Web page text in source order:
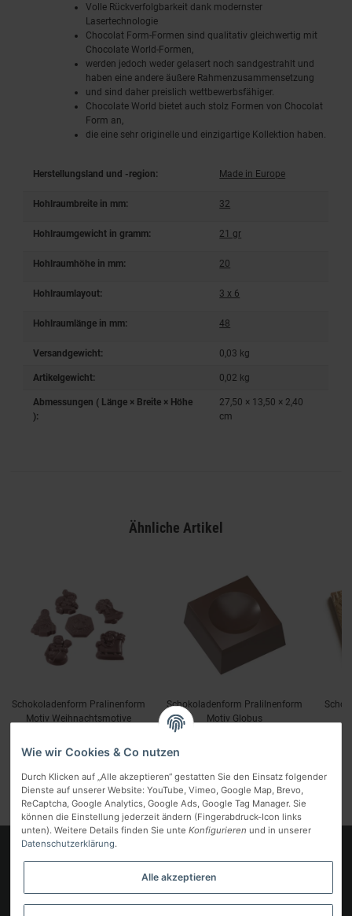
Volle Rückverfolgbarkeit dank modernster
Lasertechnologie
Chocolat Form-Formen sind qualitativ gleichwertig mit
Chocolate World-Formen,
werden jedoch weder gelasert noch sandgestrahlt und
haben eine andere äußere Rahmenzusammensetzung
und sind daher preislich wettbewerbsfähiger.
Chocolate World bietet auch stolz Formen von Chocolat
Form an,
die eine sehr originelle und einzigartige Kollektion haben.
Herstellungsland und -region: Made in Europe
Hohlraumbreite in mm: 32
Hohlraumgewicht in gramm: 21 gr
Hohlraumhöhe in mm: 20
Hohlraumlayout: 3 x 6
Hohlraumlänge in mm: 48
Versandgewicht: 0,03 kg
Artikelgewicht: 0,02 kg
Abmessungen ( Länge × Breite × Höhe
):
27,50 × 13,50 × 2,40
cm
Ähnliche Artikel
Schokoladenform Pralinenform
Motiv Weihnachtsmotive
Schokoladenform Pralilnenform
Motiv Globus
Gesetzliche Informationen
Wie wir Cookies & Co nutzen
Durch Klicken auf „Alle akzeptieren“ gestatten Sie den Einsatz folgender
Dienste auf unserer Website: YouTube, Vimeo, Google Map, Brevo,
ReCaptcha, Google Analytics, Google Ads, Google Tag Manager. Sie
können die Einstellung jederzeit ändern (Fingerabdruck-Icon links
unten). Weitere Details finden Sie unte Konfigurieren und in unserer
Datenschutzerklärung.
Alle akzeptieren